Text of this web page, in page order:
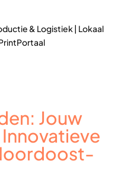
& Logistiek | Lokaal
Jouw